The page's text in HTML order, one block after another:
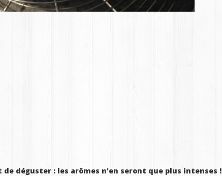
déguster : les arômes n'en seront que plus intenses !